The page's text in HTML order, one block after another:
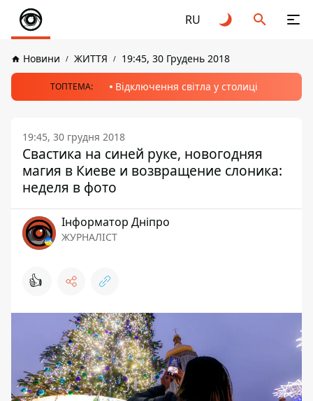
RU
Новини ЖИТТЯ 19:45, 30 Грудень 2018
ТОПТЕМА: Відключення світла у столиці
19:45, 30 грудня 2018
Свастика на синей руке, новогодняя
магия в Киеве и возвращение слоника:
неделя в фото
Інформатор Дніпро
ЖУРНАЛІСТ
👍